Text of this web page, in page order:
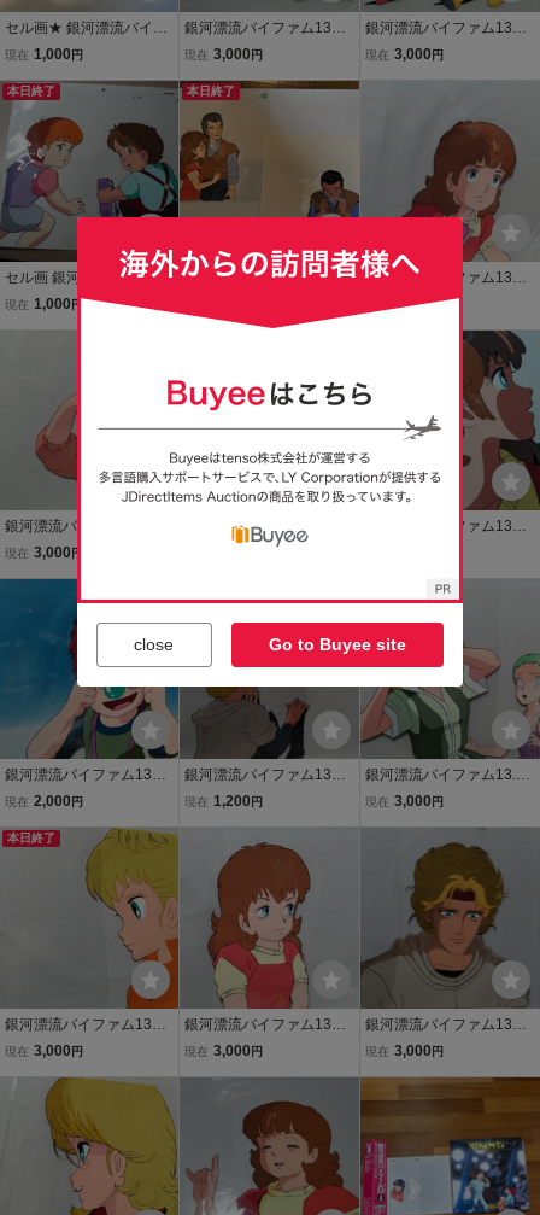
セル画★ 銀河漂流バイフ
ァム★
現在 1,000 円
銀河漂流バイファム13セ
ル画Ｂ1
現在 3,000 円
銀河漂流バイファム13セ
ル画Ｂ7
現在 3,000 円
本日終了
セル画 銀河漂流バイファ
ム ?
現在 1,000 円
本日終了
セル画★銀河漂流バイフ
銀河漂流バイファム13セ
3,000円
銀河漂流バイファム13 セ
ル画A5
現在 3,000 円
銀河漂流バイファム13セ
ル画C11
銀河漂流バイファム13セ
銀河漂流バイファム13セ
ル画A3背景カラーコピー
現在 2,000 円
銀河漂流バイファム13セ
ル画Ｂ8
現在 1,200 円
銀河漂流バイファム13.セ
ル画A1
現在 3,000 円
本日終了
銀河漂流バイファム13セ
ル画Ｂ12
現在 3,000 円
銀河漂流バイファム13セ
ル画C9
現在 3,000 円
銀河漂流バイファム13セ
ル画Ｂ11
現在 3,000 円
close Go to Buyee site